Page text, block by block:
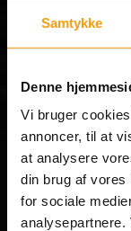
Samtykke
Denne
Vi bruger
annoncer, til at
at analysere
din brug af vores
for sociale
analysepartnere.